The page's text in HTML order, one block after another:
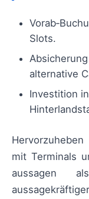
Slots.
alternative
Investition
mit Terminals
aussagen